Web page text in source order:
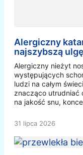
Alergiczny
najszybszą
Alergiczny nieżyt
występujących
ludzi na całym
znacząco utrudniać
na jakość snu,
31 lipca 2026